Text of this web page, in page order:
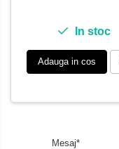
In stoc
Adauga in cos
Mesaj*